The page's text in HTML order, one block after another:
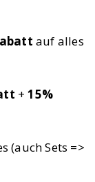
auf alles
+15%
(auch Sets =>